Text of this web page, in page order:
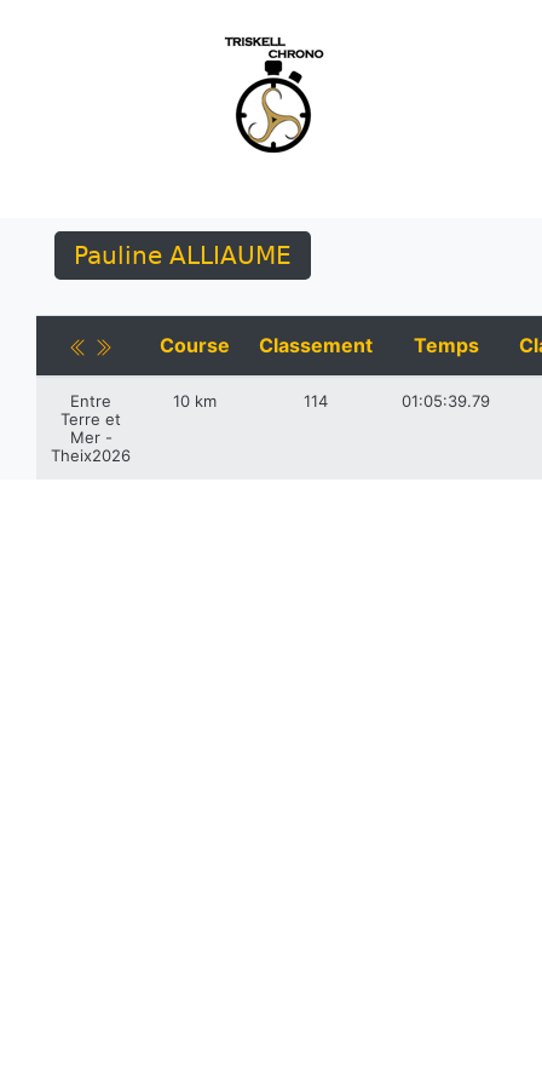
Pauline ALLIAUME
Course Classement Temps
Entre
Terre et
Mer -
Theix2026
10 km 114 01:05:39.79